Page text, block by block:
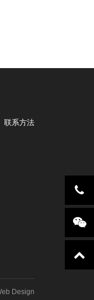
联系方法
Design